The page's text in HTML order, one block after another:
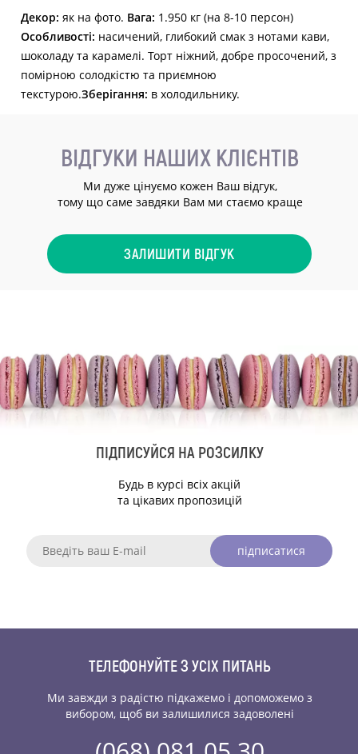
Декор: як на фото. Вага: 1.950 кг (на 8-10 персон)
Особливості: насичений, глибокий смак з нотами кави,
шоколаду та карамелі. Торт ніжний, добре просочений, з
помірною солодкістю та приємною
текстурою.Зберігання: в холодильнику.
ВІДГУКИ НАШИХ КЛІЄНТІВ
Ми дуже цінуємо кожен Ваш відгук,
тому що саме завдяки Вам ми стаємо краще
ЗАЛИШИТИ ВІДГУК
ПІДПИСУЙСЯ НА РОЗСИЛКУ
Будь в курсі всіх акцій
та цікавих пропозицій
підписатися
ТЕЛЕФОНУЙТЕ З УСІХ ПИТАНЬ
Ми завжди з радістю підкажемо і допоможемо з
вибором, щоб ви залишилися задоволені